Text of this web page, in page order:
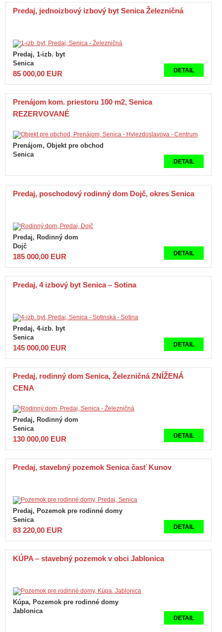
Predaj, jednoizbový izbový byt Senica Železničná
Predaj, 1-izb. byt
Senica
85 000,00 EUR DETAIL
Prenájom kom. priestoru 100 m2, Senica
REZERVOVANÉ
Prenájom, Objekt pre obchod
Senica
DETAIL
Predaj, poschodový rodinný dom Dojč, okres Senica
Predaj, Rodinný dom
Dojč
185 000,00 EUR DETAIL
Predaj, 4 izbový byt Senica – Sotina
Predaj, 4-izb. byt
Senica
145 000,00 EUR DETAIL
Predaj, rodinný dom Senica, Železničná ZNÍŽENÁ
CENA
Predaj, Rodinný dom
Senica
130 000,00 EUR DETAIL
Predaj, stavebný pozemok Senica časť Kunov
Predaj, Pozemok pre rodinné domy
Senica
83 220,00 EUR DETAIL
KÚPA – stavebný pozemok v obci Jablonica
Kúpa, Pozemok pre rodinné domy
Jablonica
DETAIL